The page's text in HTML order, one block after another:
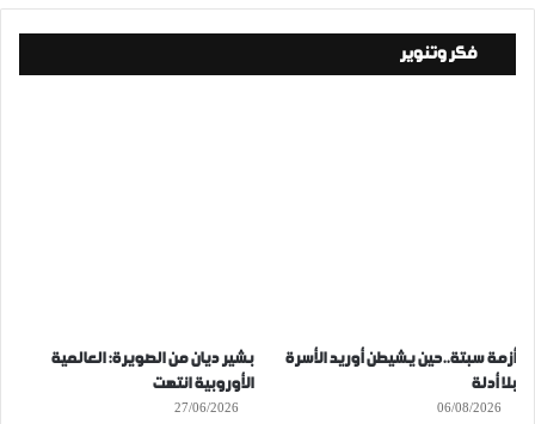
فكر وتنوير
أزمة سبتة..حين يشيطن أوريد الأسرة
بلا أدلة
06/08/2026
بشير ديان من الصويرة: العالمية
الأوروبية انتهت
27/06/2026